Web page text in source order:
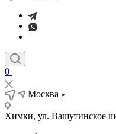
0
Москва
Химки, ул. Вашутинское